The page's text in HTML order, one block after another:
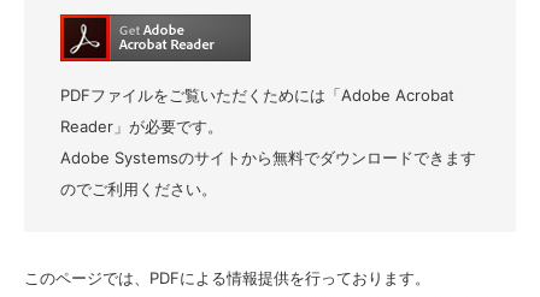
PDFファイルをご覧いただくためには「Adobe Acrobat
Reader」が必要です。
Adobe Systemsのサイトから無料でダウンロードできます
のでご利用ください。
このページでは、PDFによる情報提供を行っております。